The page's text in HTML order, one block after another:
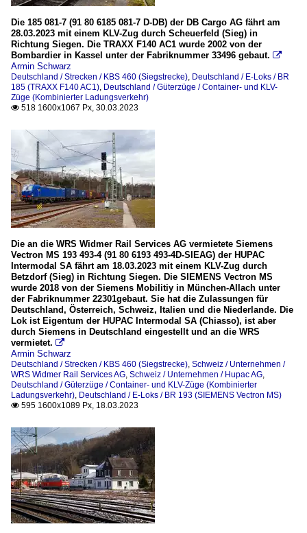
Die 185 081-7 (91 80 6185 081-7 D-DB) der DB Cargo AG fährt am
28.03.2023 mit einem KLV-Zug durch Scheuerfeld (Sieg) in
Richtung Siegen. Die TRAXX F140 AC1 wurde 2002 von der
Bombardier in Kassel unter der Fabriknummer 33496 gebaut. 
Armin Schwarz
Deutschland / Strecken / KBS 460 (Siegstrecke), Deutschland / E-Loks / BR
185 (TRAXX F140 AC1), Deutschland / Güterzüge / Container- und KLV-
Züge (Kombinierter Ladungsverkehr)
 518 1600x1067 Px, 30.03.2023
Die an die WRS Widmer Rail Services AG vermietete Siemens
Vectron MS 193 493-4 (91 80 6193 493-4D-SIEAG) der HUPAC
Intermodal SA fährt am 18.03.2023 mit einem KLV-Zug durch
Betzdorf (Sieg) in Richtung Siegen. Die SIEMENS Vectron MS
wurde 2018 von der Siemens Mobilitiy in München-Allach unter
der Fabriknummer 22301gebaut. Sie hat die Zulassungen für
Deutschland, Österreich, Schweiz, Italien und die Niederlande. Die
Lok ist Eigentum der HUPAC Intermodal SA (Chiasso), ist aber
durch Siemens in Deutschland eingestellt und an die WRS
vermietet. 
Armin Schwarz
Deutschland / Strecken / KBS 460 (Siegstrecke), Schweiz / Unternehmen /
WRS Widmer Rail Services AG, Schweiz / Unternehmen / Hupac AG,
Deutschland / Güterzüge / Container- und KLV-Züge (Kombinierter
Ladungsverkehr), Deutschland / E-Loks / BR 193 (SIEMENS Vectron MS)
 595 1600x1089 Px, 18.03.2023